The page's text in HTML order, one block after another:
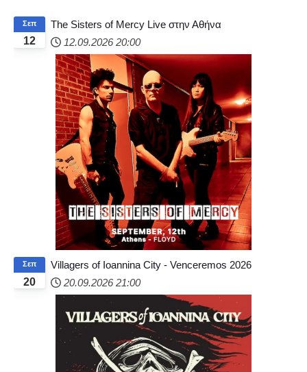
+−
12
Σεπ
The Sisters of Mercy Live στην Αθήνα
12.09.2026 20:00
20
Σεπ
Villagers of Ioannina City - Venceremos 2026
20.09.2026 21:00